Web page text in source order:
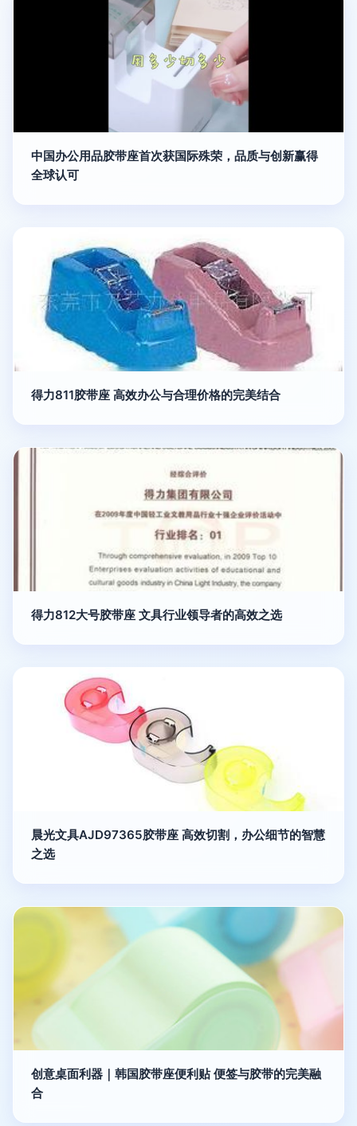
中国办公用品胶带座首次获国际殊荣，品质与创新赢得
全球认可
得力811胶带座 高效办公与合理价格的完美结合
得力812大号胶带座 文具行业领导者的高效之选
晨光文具AJD97365胶带座 高效切割，办公细节的智慧
之选
创意桌面利器｜韩国胶带座便利贴 便签与胶带的完美融
合